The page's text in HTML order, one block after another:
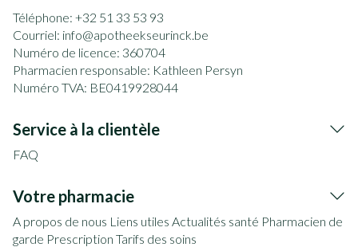
Téléphone: +32 51 33 53 93
Courriel: info@apotheekseurinck.be
Numéro de licence: 360704
Pharmacien responsable: Kathleen Persyn
Numéro TVA: BE0419928044
Service à la clientèle
FAQ
Votre pharmacie
A propos de nous Liens utiles Actualités santé Pharmacien de
garde Prescription Tarifs des soins